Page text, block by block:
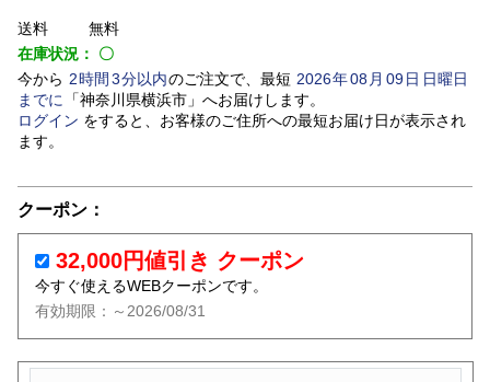
送料
無料
在庫状況： 〇
今から 2時間 3分以内のご注文で、最短 2026年08 月 09日日曜日
までに
「神奈川県横浜市」 へお届けします。
ログイン をすると、お客様のご住所への最短お届け日が表示され
ます。
クーポン：
32,000円値引き クーポン
今すぐ使えるWEBクーポンです。
有効期限：～2026/08/31